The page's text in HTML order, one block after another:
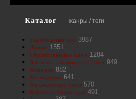
Каталог жанры / теги
Зарубежные х/ф 3987
Драма 1551
Отечественное кино 1284
Артхаус - Авторское кино 949
Комедия 882
Мелодрама 641
Французское кино 570
Классика Голливуда 491